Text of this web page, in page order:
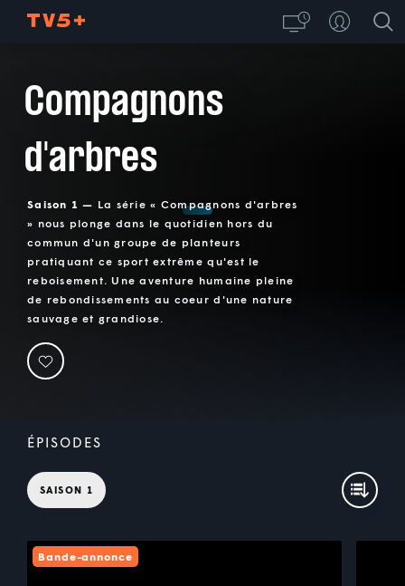
Compagnons
d'arbres
Saison 1 — La série « Compagnons d'arbres
» nous plonge dans le quotidien hors du
commun d'un groupe de planteurs
pratiquant ce sport extrême qu'est le
reboisement. Une aventure humaine pleine
de rebondissements au coeur d'une nature
sauvage et grandiose.
ÉPISODES
SAISON 1
Bande-annonce